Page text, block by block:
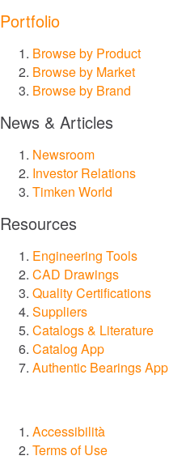
Attività
Automazione,
Portfolio
Browse by Product
Browse by Market
Browse by Brand
News & Articles
Newsroom
Investor Relations
Timken World
Resources
Engineering Tools
CAD Drawings
Quality Certifications
Suppliers
Catalogs & Literature
Catalog App
Authentic Bearings App
Accessibilità
Terms of Use